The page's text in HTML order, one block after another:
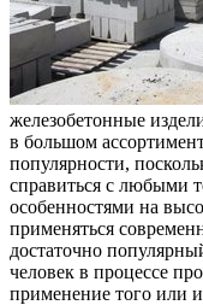
железобетонные
в большом
популярности,
справиться с любыми
особенностями на
применяться
достаточно
человек в процессе
применение того или